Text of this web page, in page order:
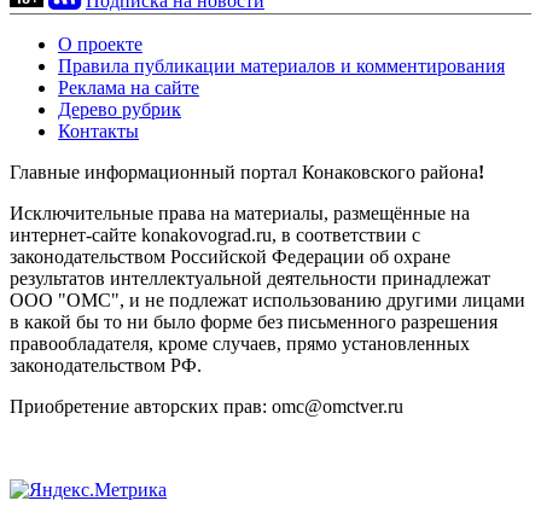
О проекте
Правила публикации материалов и комментирования
Реклама на сайте
Дерево рубрик
Контакты
Главные информационный портал Конаковского района!
Исключительные права на материалы, размещённые на
интернет-сайте konakovograd.ru, в соответствии с
законодательством Российской Федерации об охране
результатов интеллектуальной деятельности принадлежат
ООО "ОМС", и не подлежат использованию другими лицами
в какой бы то ни было форме без письменного разрешения
правообладателя, кроме случаев, прямо установленных
законодательством РФ.
Приобретение авторских прав: omc@omctver.ru